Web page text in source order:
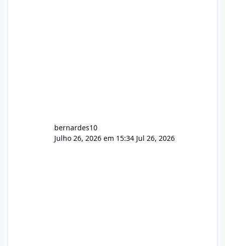
bernardes10
Julho 26, 2026 em 15:34 Jul 26, 2026